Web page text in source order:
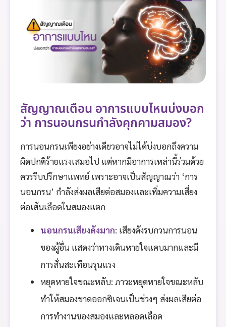
สัญญาณเตือน อาการแบบไหนบ่งบอก
ว่า การนอนกรนกำลังคุกคามสมอง?
การนอนกรนเพียงอย่างเดียวอาจไม่ได้บ่งบอกถึงความ
ผิดปกติร้ายแรงเสมอไป แต่หากมีอาการเหล่านี้ร่วมด้วย
ควรรีบปรึกษาแพทย์ เพราะอาจเป็นสัญญาณว่า ‘การ
นอนกรน’ กำลังส่งผลเสียต่อสมองและเพิ่มความเสี่ยง
ต่อเส้นเลือดในสมองแตก
นอนกรนเสียงดังมาก: เสียงดังรบกวนการนอน
ของผู้อื่น แสดงว่าทางเดินหายใจแคบมากและมี
การสั่นสะเทือนรุนแรง
หยุดหายใจขณะหลับ: ภาวะหยุดหายใจขณะหลับ
ทำให้สมองขาดออกซิเจนเป็นช่วงๆ ส่งผลเสียต่อ
การทำงานของสมองและหลอดเลือด